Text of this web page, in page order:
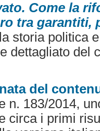
Come la
tra garantiti,
storia politica
dettagliato del
del
n. 183/2014,
circa i primi